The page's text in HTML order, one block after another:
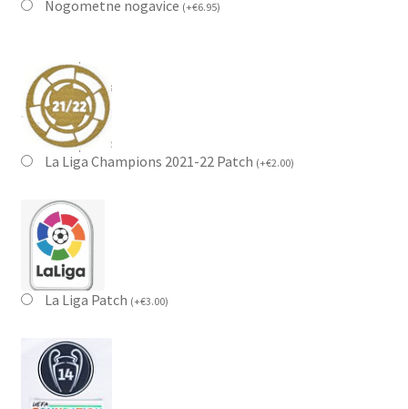
Nogometne nogavice (+€6.95)
La Liga Champions 2021-22 Patch (+€2.00)
La Liga Patch (+€3.00)